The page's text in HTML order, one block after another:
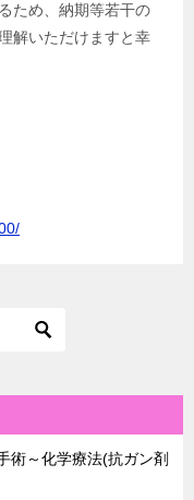
ため、納期等若干の
解いただけますと幸
術～化学療法(抗ガン剤